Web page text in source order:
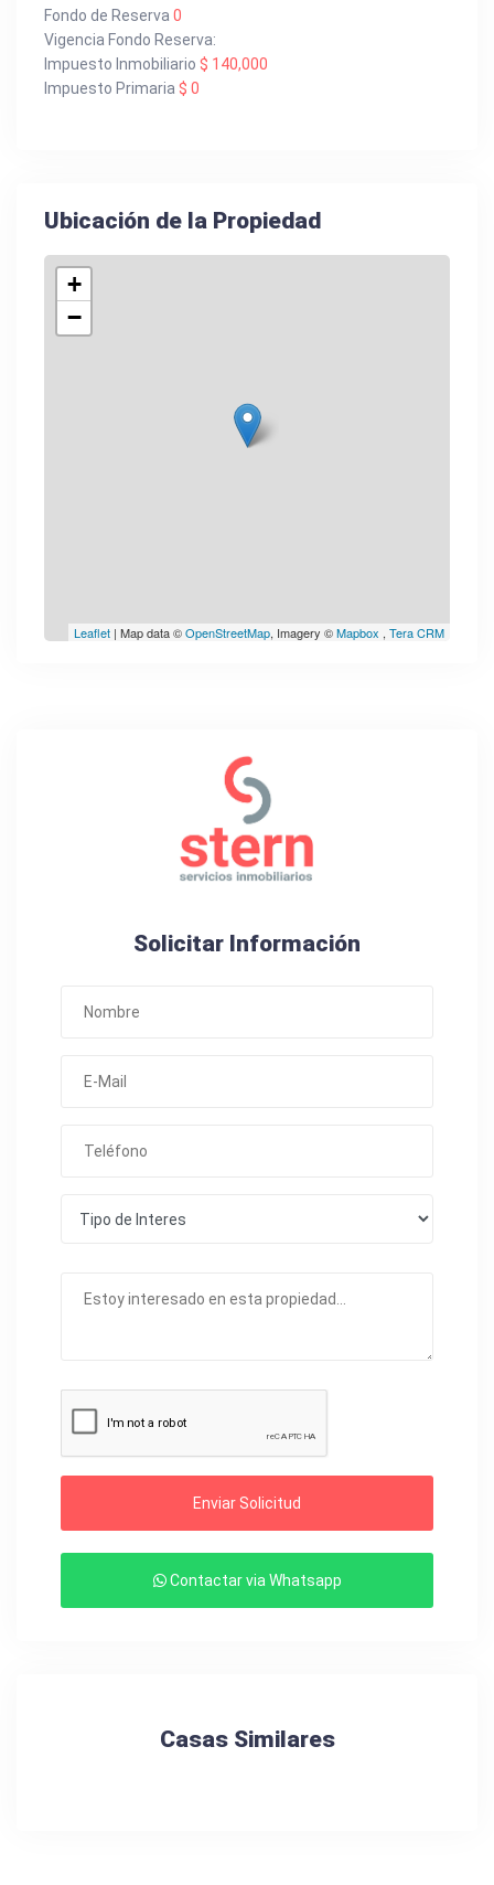
Fondo de Reserva 0
Vigencia Fondo Reserva:
Impuesto Inmobiliario $ 140,000
Impuesto Primaria $ 0
Ubicación de la Propiedad
+
−
Leaflet | Map data ©OpenStreetMap, Imagery ©Mapbox , Tera CRM
Solicitar Información
Enviar Solicitud
Contactar via Whatsapp
Casas Similares